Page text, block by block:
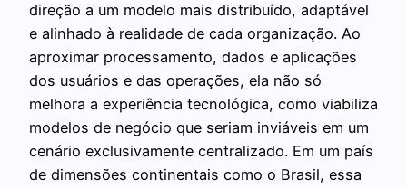
direção a um modelo mais distribuído, adaptável
e alinhado à realidade de cada organização. Ao
aproximar processamento, dados e aplicações
dos usuários e das operações, ela não só
melhora a experiência tecnológica, como viabiliza
modelos de negócio que seriam inviáveis em um
cenário exclusivamente centralizado. Em um país
de dimensões continentais como o Brasil, essa